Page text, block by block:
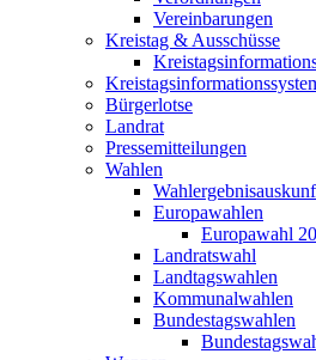
Vereinbarungen
Kreistag & Ausschüsse
Bürgerlotse
Landrat
Pressemitteilungen
Wahlen
Europawahlen
Europawahl
Landratswahl
Landtagswahlen
Kommunalwahlen
Bundestagswahlen